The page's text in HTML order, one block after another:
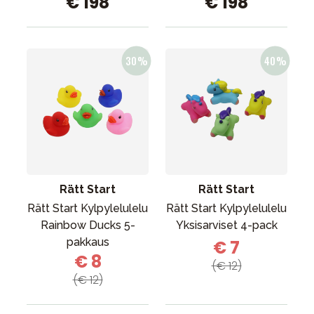
Rätt Start
Rätt Start Kylpylelulelu
Rainbow Ducks 5-
pakkaus
€ 8
(€ 12)
Rätt Start
Rätt Start Kylpylelulelu
Yksisarviset 4-pack
€ 7
(€ 12)